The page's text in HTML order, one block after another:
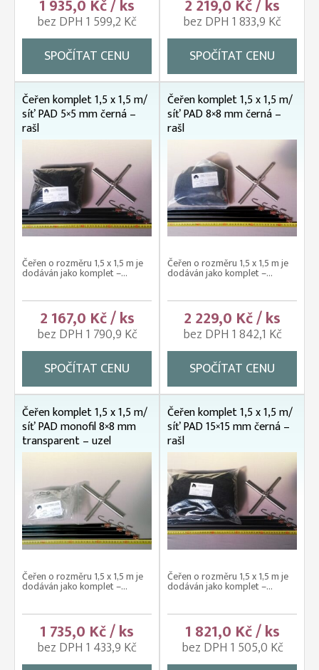
1 935,0 Kč / ks
bez DPH 1 599,2 Kč
SPOČÍTAT CENU
2 219,0 Kč / ks
bez DPH 1 833,9 Kč
SPOČÍTAT CENU
Čeřen komplet 1,5 x 1,5 m/
síť PAD 5×5 mm černá –
rašl
Čeřen o rozměru 1,5 x 1,5 m je
dodáván jako komplet –...
2 167,0 Kč / ks
bez DPH 1 790,9 Kč
SPOČÍTAT CENU
Čeřen komplet 1,5 x 1,5 m/
síť PAD 8×8 mm černá –
rašl
Čeřen o rozměru 1,5 x 1,5 m je
dodáván jako komplet –...
2 229,0 Kč / ks
bez DPH 1 842,1 Kč
SPOČÍTAT CENU
Čeřen komplet 1,5 x 1,5 m/
síť PAD monofil 8×8 mm
transparent – uzel
Čeřen o rozměru 1,5 x 1,5 m je
dodáván jako komplet –...
1 735,0 Kč / ks
bez DPH 1 433,9 Kč
Čeřen komplet 1,5 x 1,5 m/
síť PAD 15×15 mm černá –
rašl
Čeřen o rozměru 1,5 x 1,5 m je
dodáván jako komplet –...
1 821,0 Kč / ks
bez DPH 1 505,0 Kč